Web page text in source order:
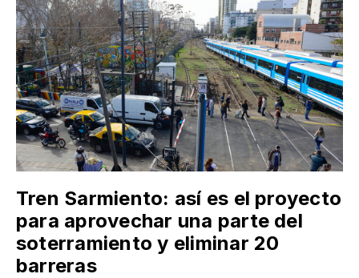
Tren Sarmiento: así es el proyecto
para aprovechar una parte del
soterramiento y eliminar 20
barreras